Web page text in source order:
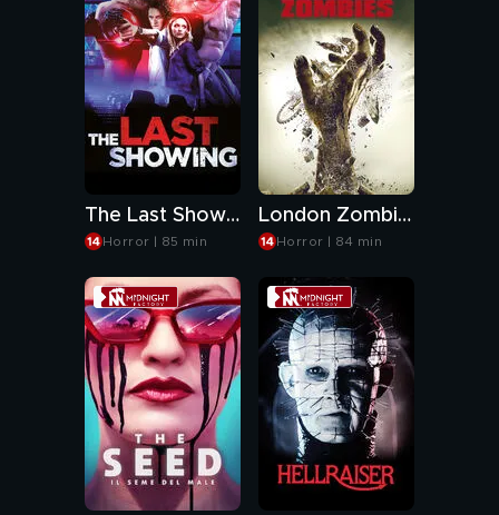
The Last Showing
Horror | 85 min
London Zombies
Horror | 84 min